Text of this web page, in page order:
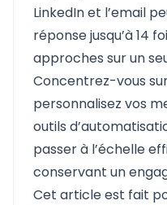
LinkedIn et l’email
réponse jusqu’à 14
approches sur un
Concentrez-vous
personnalisez vos
outils
passer à l’échelle
conservant un
Cet article est fait